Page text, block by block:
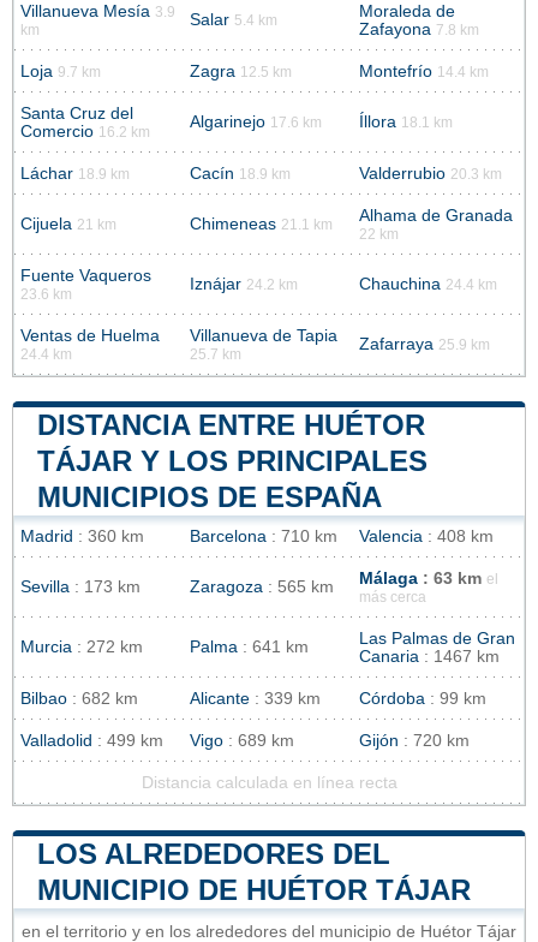
Villanueva Mesía 3.9
km
Salar 5.4 km
Moraleda de
Zafayona 7.8 km
Loja 9.7 km Zagra 12.5 km Montefrío 14.4 km
Santa Cruz del
Comercio 16.2 km
Algarinejo 17.6 km Íllora 18.1 km
Láchar 18.9 km Cacín 18.9 km Valderrubio 20.3 km
Cijuela 21 km Chimeneas 21.1 km Alhama de Granada
22 km
Fuente Vaqueros
23.6 km
Iznájar 24.2 km Chauchina 24.4 km
Ventas de Huelma
24.4 km
Villanueva de Tapia
25.7 km
Zafarraya 25.9 km
DISTANCIA ENTRE HUÉTOR
TÁJAR Y LOS PRINCIPALES
MUNICIPIOS DE ESPAÑA
Madrid : 360 km Barcelona : 710 km Valencia : 408 km
Sevilla : 173 km Zaragoza : 565 km Málaga : 63 km el
más cerca
Murcia : 272 km Palma : 641 km
Las Palmas de Gran
Canaria : 1467 km
Bilbao : 682 km Alicante : 339 km Córdoba : 99 km
Valladolid : 499 km Vigo : 689 km Gijón : 720 km
Distancia calculada en línea recta
LOS ALREDEDORES DEL
MUNICIPIO DE HUÉTOR TÁJAR
en el territorio y en los alrededores del municipio de Huétor Tájar